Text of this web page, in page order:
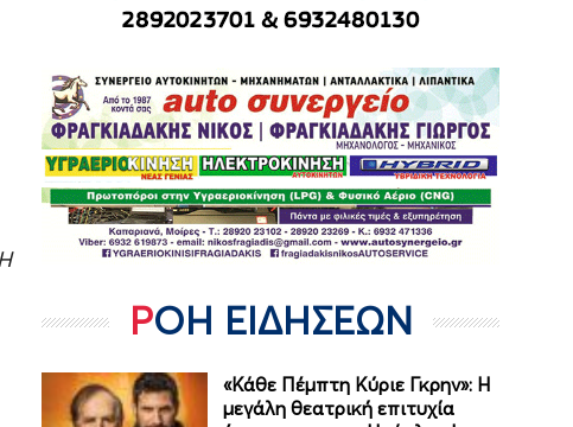
ΡΟΗ ΕΙΔΗΣΕΩΝ
«Κάθε Πέμπτη Κύριε Γκρην»: Η
μεγάλη θεατρική επιτυχία